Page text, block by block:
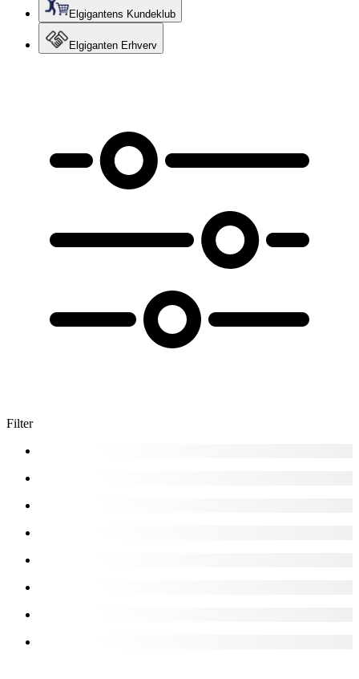
Elgigantens Kundeklub
Elgiganten Erhverv
Filter